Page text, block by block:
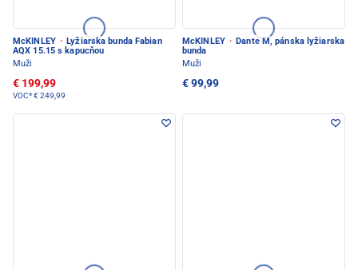
McKINLEY · Lyžiarska bunda Fabian
AQX 15.15 s kapucňou
Muži
€ 199,99
VOC*€ 249,99
McKINLEY · Dante M, pánska lyžiarska
bunda
Muži
€ 99,99